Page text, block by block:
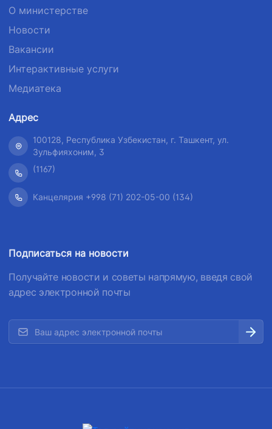
О министерстве
Новости
Вакансии
Интерактивные услуги
Медиатека
Адрес
100128, Республика Узбекистан, г. Ташкент, ул.
Зульфияхоним, 3
(1167)
Канцелярия +998 (71) 202-05-00 (134)
Подписаться на новости
Получайте новости и советы напрямую, введя свой
адрес электронной почты